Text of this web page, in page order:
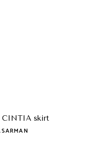
CINTIA skirt